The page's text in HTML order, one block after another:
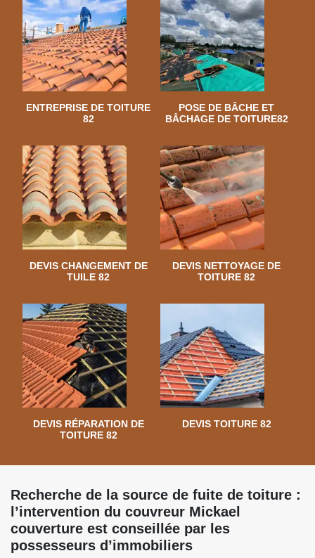
ENTREPRISE DE TOITURE
82
POSE DE BÂCHE ET
BÂCHAGE DE TOITURE82
DEVIS CHANGEMENT DE
TUILE 82
DEVIS NETTOYAGE DE
TOITURE 82
DEVIS RÉPARATION DE
TOITURE 82
DEVIS TOITURE 82
Recherche de la source de fuite de toiture :
l’intervention du couvreur Mickael
couverture est conseillée par les
possesseurs d’immobiliers